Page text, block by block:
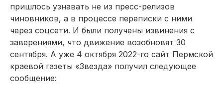
пришлось узнавать не из пресс-релизов
чиновников, а в процессе переписки с ними
через соцсети. И были получены извинения с
заверениями, что движение возобновят 30
сентября. А уже 4 октября 2022-го сайт Пермской
краевой газеты «Звезда» получил следующее
сообщение: